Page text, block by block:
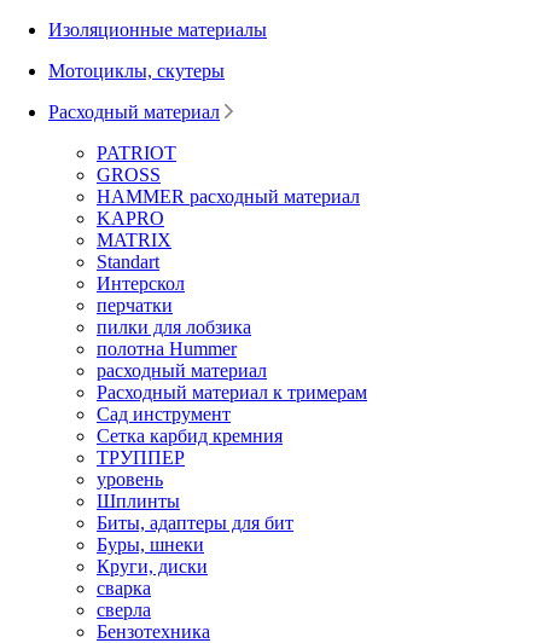
Изоляционные материалы
Мотоциклы, скутеры
Расходный материал
PATRIOT
GROSS
HAMMER расходный материал
KAPRO
MATRIX
Standart
Интерскол
перчатки
пилки для лобзика
полотна Hummer
расходный материал
Расходный материал к тримерам
Сад инструмент
Сетка карбид кремния
ТРУППЕР
уровень
Шплинты
Биты, адаптеры для бит
Буры, шнеки
Круги, диски
сварка
сверла
Бензотехника